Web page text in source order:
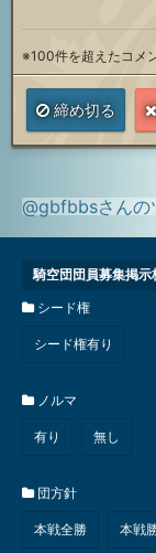
※100件を超えたコメ
締め切る
@gbfbbsさんの
騎空団団員募集掲示
シード権
シード権有り
ノルマ
有り 無し
団方針
本戦全勝 本戦